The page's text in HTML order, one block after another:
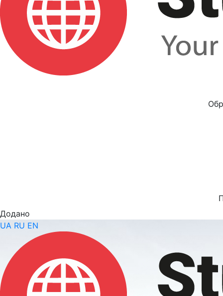
Додано
UA RU EN